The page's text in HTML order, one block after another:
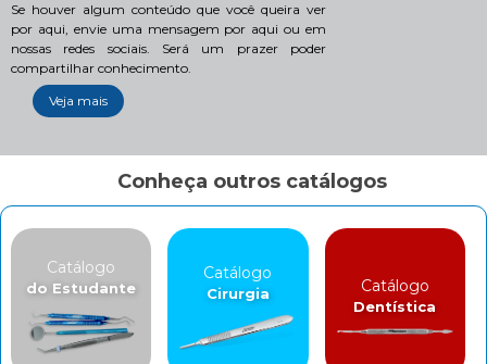
Se houver algum conteúdo que você queira ver
por aqui, envie uma mensagem por aqui ou em
nossas redes sociais. Será um prazer poder
compartilhar conhecimento.
Veja mais
Conheça outros catálogos
Catálogo
do Estudante
Catálogo
Cirurgia Catálogo
Dentística